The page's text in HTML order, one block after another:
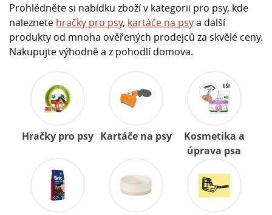
Prohlédněte si nabídku zboží v kategorii pro psy, kde
naleznete hračky pro psy, kartáče na psya další
produkty od mnoha ověřených prodejců za skvělé ceny.
Nakupujte výhodně a z pohodlí domova.
Hračky pro psy Kartáče na psy
Kosmetika a
úprava psa